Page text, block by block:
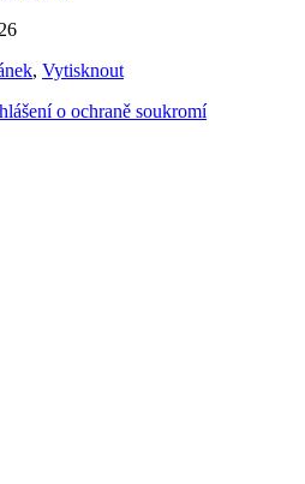
, Vytisknout
o ochraně soukromí